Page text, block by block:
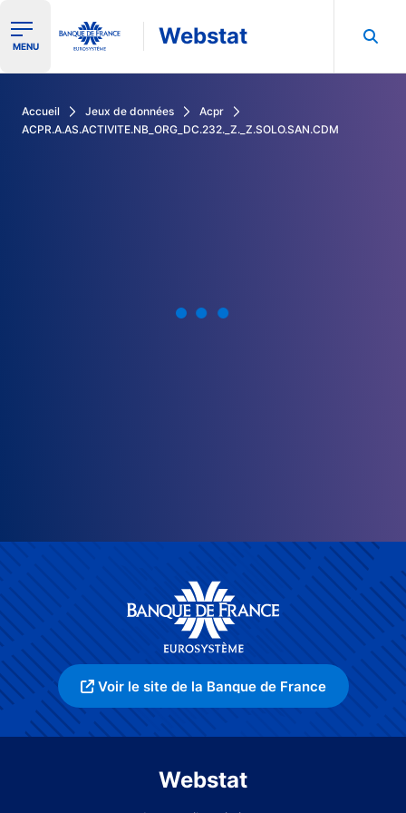
Ouvrir le menu de navigation
MENU Webstat
Accueil Jeux de données
Acpr
ACPR.A.AS.ACTIVITE.NB_ORG_DC.232._Z._Z.SOLO.SAN.CDM
Voir le site de la Banque de France
Webstat